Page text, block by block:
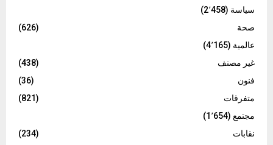
سياسة (2٬458)
صحة
(626)
عالمية (4٬165)
غير مصنف
(438)
فنون
(36)
متفرقات
(821)
مجتمع (1٬654)
نقابات
(234)